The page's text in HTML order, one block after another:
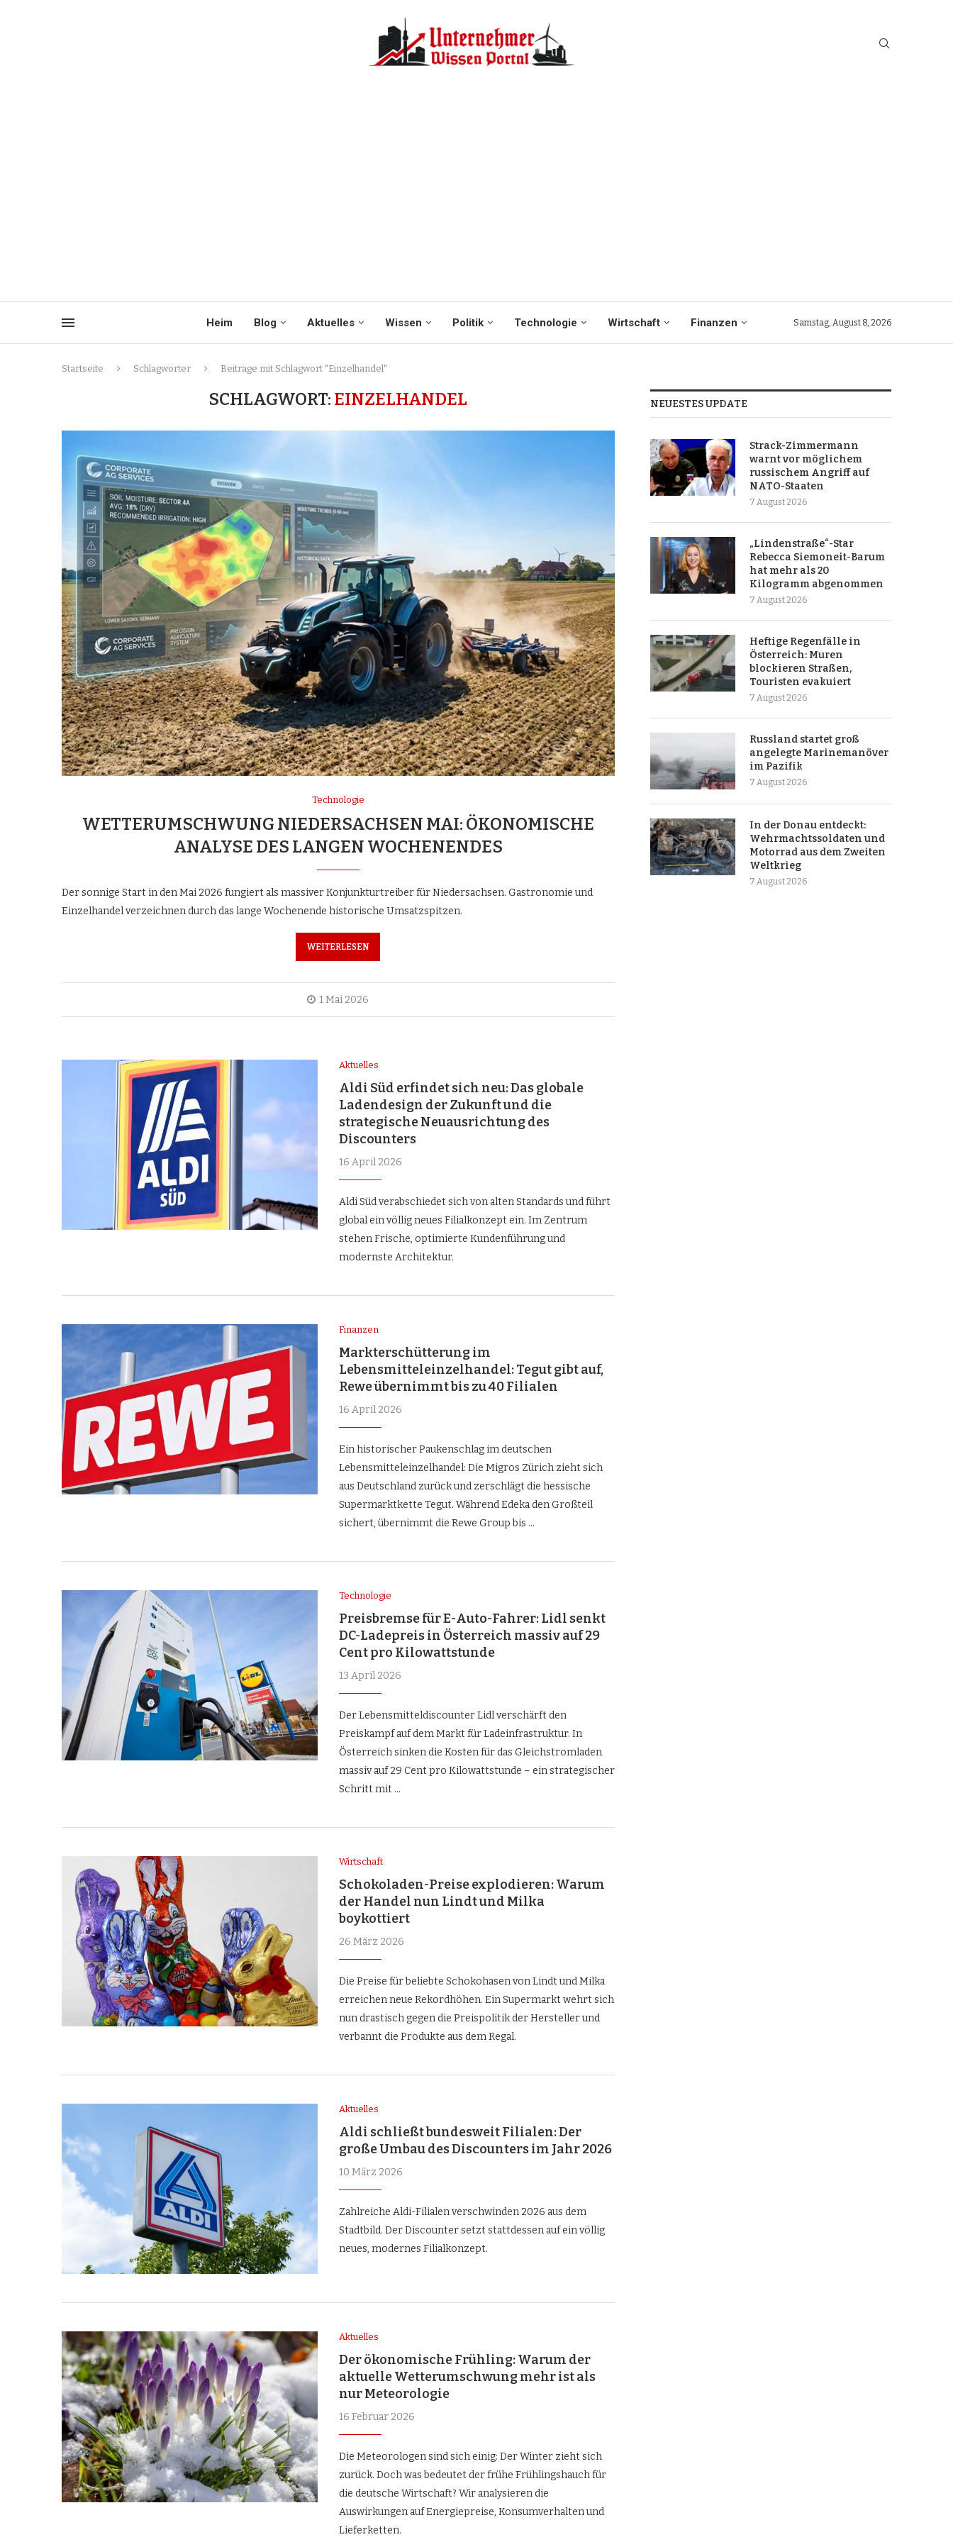
Heim Blog Aktuelles Wissen Politik Technologie Wirtschaft Finanzen Samstag, August 8, 2026
Startseite Schlagwörter Beiträge mit Schlagwort "Einzelhandel"
SCHLAGWORT: EINZELHANDEL
Technologie
WETTERUMSCHWUNG NIEDERSACHSEN MAI: ÖKONOMISCHE
ANALYSE DES LANGEN WOCHENENDES
Der sonnige Start in den Mai 2026 fungiert als massiver Konjunkturtreiber für Niedersachsen. Gastronomie und
Einzelhandel verzeichnen durch das lange Wochenende historische Umsatzspitzen.
WEITERLESEN
1 Mai 2026
Aktuelles
Aldi Süd erfindet sich neu: Das globale
Ladendesign der Zukunft und die
strategische Neuausrichtung des
Discounters
16 April 2026
Aldi Süd verabschiedet sich von alten Standards und führt
global ein völlig neues Filialkonzept ein. Im Zentrum
stehen Frische, optimierte Kundenführung und
modernste Architektur.
Finanzen
Markterschütterung im
Lebensmitteleinzelhandel: Tegut gibt auf,
Rewe übernimmt bis zu 40 Filialen
16 April 2026
Ein historischer Paukenschlag im deutschen
Lebensmitteleinzelhandel: Die Migros Zürich zieht sich
aus Deutschland zurück und zerschlägt die hessische
Supermarktkette Tegut. Während Edeka den Großteil
sichert, übernimmt die Rewe Group bis …
Technologie
Preisbremse für E-Auto-Fahrer: Lidl senkt
DC-Ladepreis in Österreich massiv auf 29
Cent pro Kilowattstunde
13 April 2026
Der Lebensmitteldiscounter Lidl verschärft den
Preiskampf auf dem Markt für Ladeinfrastruktur. In
Österreich sinken die Kosten für das Gleichstromladen
massiv auf 29 Cent pro Kilowattstunde – ein strategischer
Schritt mit …
Wirtschaft
Schokoladen-Preise explodieren: Warum
der Handel nun Lindt und Milka
boykottiert
26 März 2026
Die Preise für beliebte Schokohasen von Lindt und Milka
erreichen neue Rekordhöhen. Ein Supermarkt wehrt sich
nun drastisch gegen die Preispolitik der Hersteller und
verbannt die Produkte aus dem Regal.
Aktuelles
Aldi schließt bundesweit Filialen: Der
große Umbau des Discounters im Jahr 2026
10 März 2026
Zahlreiche Aldi-Filialen verschwinden 2026 aus dem
Stadtbild. Der Discounter setzt stattdessen auf ein völlig
neues, modernes Filialkonzept.
Aktuelles
Der ökonomische Frühling: Warum der
aktuelle Wetterumschwung mehr ist als
nur Meteorologie
16 Februar 2026
Die Meteorologen sind sich einig: Der Winter zieht sich
zurück. Doch was bedeutet der frühe Frühlingshauch für
die deutsche Wirtschaft? Wir analysieren die
Auswirkungen auf Energiepreise, Konsumverhalten und
Lieferketten.
NEUESTES UPDATE
Strack-Zimmermann
warnt vor möglichem
russischem Angriff auf
NATO-Staaten
7 August 2026
„Lindenstraße“-Star
Rebecca Siemoneit-Barum
hat mehr als 20
Kilogramm abgenommen
7 August 2026
Heftige Regenfälle in
Österreich: Muren
blockieren Straßen,
Touristen evakuiert
7 August 2026
Russland startet groß
angelegte Marinemanöver
im Pazifik
7 August 2026
In der Donau entdeckt:
Wehrmachtssoldaten und
Motorrad aus dem Zweiten
Weltkrieg
7 August 2026